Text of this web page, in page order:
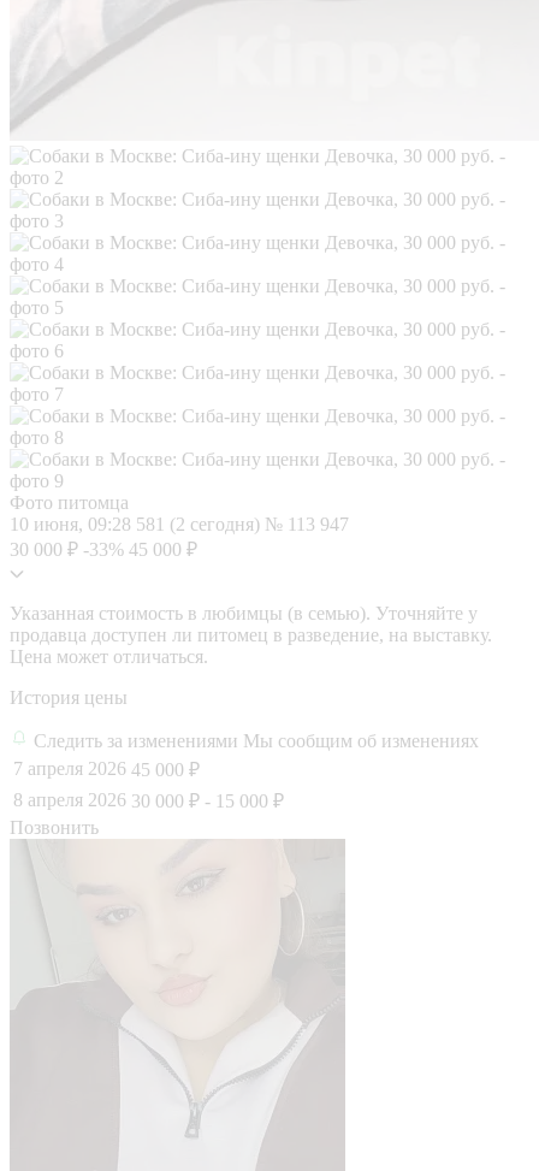
Фото питомца
10 июня, 09:28 581 (2 сегодня) № 113 947
30 000 ₽ -33% 45 000 ₽
Указанная стоимость в любимцы (в семью). Уточняйте у
продавца доступен ли питомец в разведение, на выставку.
Цена может отличаться.
История цены
Следить за изменениями Мы сообщим об изменениях
7 апреля 2026 45 000 ₽
8 апреля 2026 30 000 ₽ - 15 000 ₽
Позвонить